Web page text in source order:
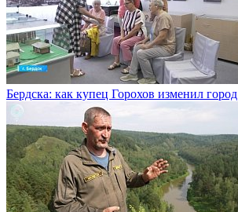
Бердска: как купец Горохов изменил город